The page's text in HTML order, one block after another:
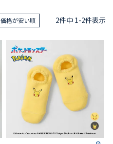
価格が安い順 2件中 1-2件表示